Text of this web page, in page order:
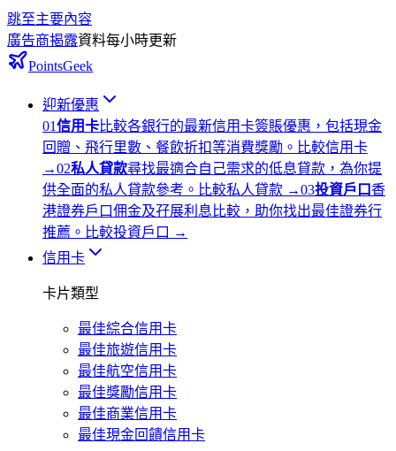
跳至主要內容
廣告商揭露資料每小時更新
PointsGeek
迎新優惠
01信用卡比較各銀行的最新信用卡簽賬優惠，包括現金
回贈、飛行里數、餐飲折扣等消費獎勵。 比較信用卡
→02私人貸款尋找最適合自己需求的低息貸款，為你提
供全面的私人貸款參考。 比較私人貸款 →03投資戶口香
港證券戶口佣金及孖展利息比較，助你找出最佳證券行
推薦。 比較投資戶口 →
信用卡
卡片類型
最佳綜合信用卡
最佳旅遊信用卡
最佳航空信用卡
最佳獎勵信用卡
最佳商業信用卡
最佳現金回饋信用卡